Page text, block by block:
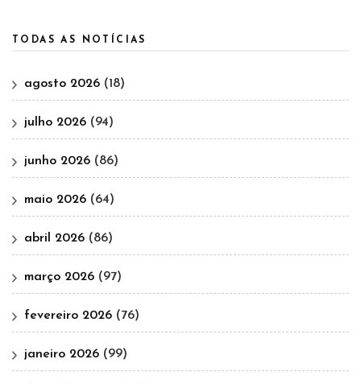
TODAS AS NOTÍCIAS
agosto 2026 (18)
julho 2026 (94)
junho 2026 (86)
maio 2026 (64)
abril 2026 (86)
março 2026 (97)
fevereiro 2026 (76)
janeiro 2026 (99)